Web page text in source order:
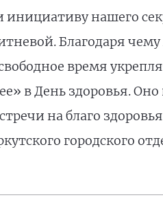
инициативу нашего
Благодаря
время
в День здоровья.
на благо
городского